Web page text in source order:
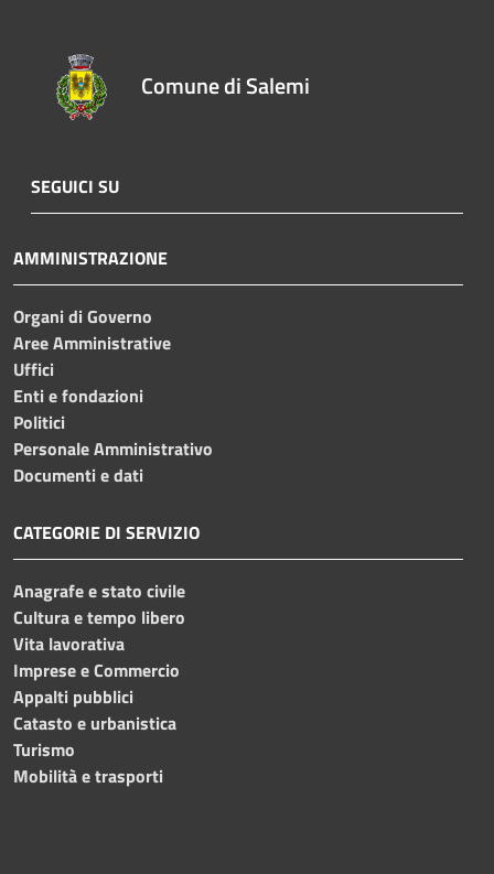
Comune di Salemi
SEGUICI SU
AMMINISTRAZIONE
Organi di Governo
Aree Amministrative
Uffici
Enti e fondazioni
Politici
Personale Amministrativo
Documenti e dati
CATEGORIE DI SERVIZIO
Anagrafe e stato civile
Cultura e tempo libero
Vita lavorativa
Imprese e Commercio
Appalti pubblici
Catasto e urbanistica
Turismo
Mobilità e trasporti